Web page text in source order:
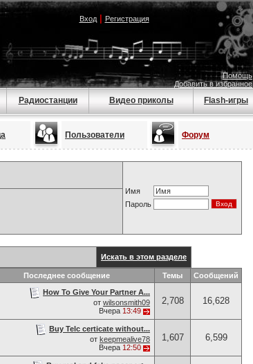
Вход| Регистрация
Помощь
Добавить в избранное
Радиостанции Видео приколы Flash-игры
Пользователи Форум
Имя
Пароль
Искать в этом разделе
Последнее сообщение Темы Сообщений
How To Give Your Partner A...
от wilsonsmith09
Вчера 13:49
2,708 16,628
Buy Telc certicate without...
от keepmealive78
Вчера 12:50
1,607 6,599